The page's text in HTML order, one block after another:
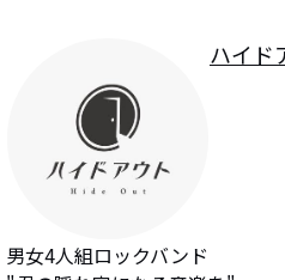
ハイド
男女4人組ロックバンド